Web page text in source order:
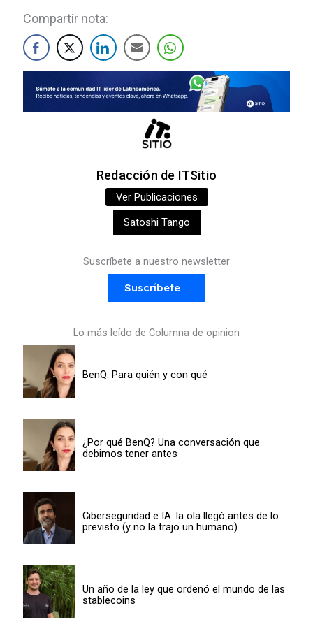
Compartir nota:
Redacción de ITSitio
Ver Publicaciones
Satoshi Tango
Suscríbete a nuestro newsletter
Suscríbete
Lo más leído de Columna de opinion
BenQ: Para quién y con qué
¿Por qué BenQ? Una conversación que
debimos tener antes
Ciberseguridad e IA: la ola llegó antes de lo
previsto (y no la trajo un humano)
Un año de la ley que ordenó el mundo de las
stablecoins